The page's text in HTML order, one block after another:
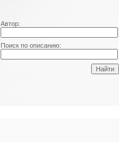
Автор:
Поиск по описанию: